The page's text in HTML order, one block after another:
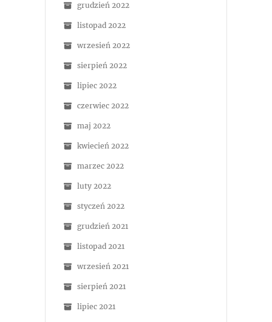
grudzień 2022
listopad 2022
wrzesień 2022
sierpień 2022
lipiec 2022
czerwiec 2022
maj 2022
kwiecień 2022
marzec 2022
luty 2022
styczeń 2022
grudzień 2021
listopad 2021
wrzesień 2021
sierpień 2021
lipiec 2021